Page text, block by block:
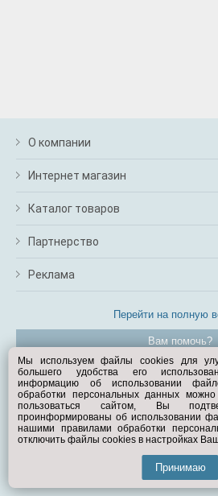
О компании
Интернет магазин
Каталог товаров
Партнерство
Реклама
Перейти на полную
Вам помочь?
© Exist.ru
Мы используем файлы cookies для
большего удобства его
информацию об использовании
обработки персональных данных
пользоваться сайтом, Вы
проинформированы об использовании
нашими правилами обработки
отключить файлы cookies в настройках
Принимаю